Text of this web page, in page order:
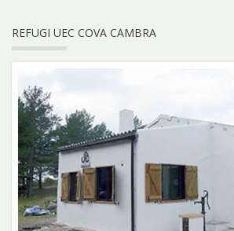
REFUGI UEC COVA CAMBRA